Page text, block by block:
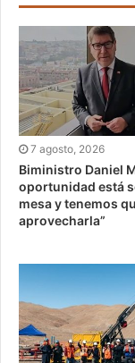
7 agosto, 2026
Biministro Daniel
oportunidad está
mesa y tenemos
aprovecharla”